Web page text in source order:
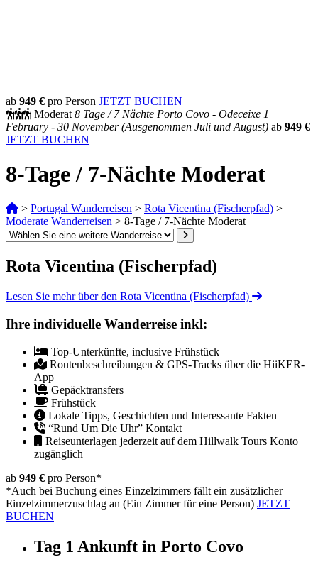
ab 949 € pro Person JETZT BUCHEN
Moderat 8 Tage /7 Nächte Porto Covo - Odeceixe 1
February - 30 November(Ausgenommen Juli und August) ab 949 €
JETZT BUCHEN
8-Tage / 7-Nächte Moderat
> Portugal Wanderreisen > Rota Vicentina (Fischerpfad) >
Moderate Wanderreisen > 8-Tage / 7-Nächte Moderat
Rota Vicentina (Fischerpfad)
Lesen Sie mehr über den Rota Vicentina (Fischerpfad)
Ihre individuelle Wanderreise inkl:
Top-Unterkünfte, inclusive Frühstück
Routenbeschreibungen & GPS-Tracks über die HiiKER-
App
Gepäcktransfers
Frühstück
Lokale Tipps, Geschichten und Interessante Fakten
“Rund Um Die Uhr” Kontakt
Reiseunterlagen jederzeit auf dem Hillwalk Tours Konto
zugänglich
ab 949 € pro Person*
*Auch bei Buchung eines Einzelzimmers fällt ein zusätzlicher
Einzelzimmerzuschlag an (Ein Zimmer für eine Person) JETZT
BUCHEN
Tag 1 Ankunft in Porto Covo